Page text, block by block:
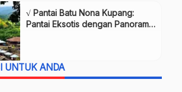
√ Pantai Batu Nona Kupang:
Pantai Eksotis dengan Panorama
UNTUK ANDA